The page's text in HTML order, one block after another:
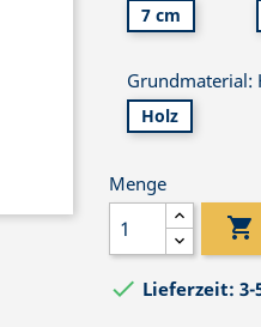
7 cm
Grundmaterial:
Holz
Menge

 Lieferzeit: 3-